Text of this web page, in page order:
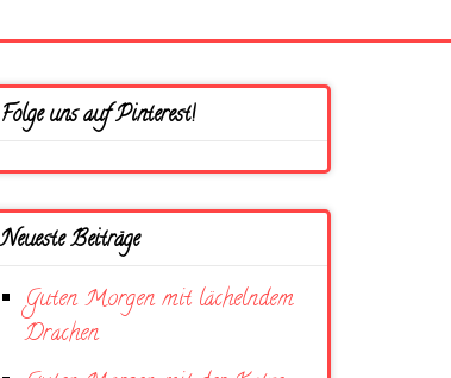
Folge uns auf Pinterest!
Neueste Beiträge
Guten Morgen mit lächelndem
Drachen